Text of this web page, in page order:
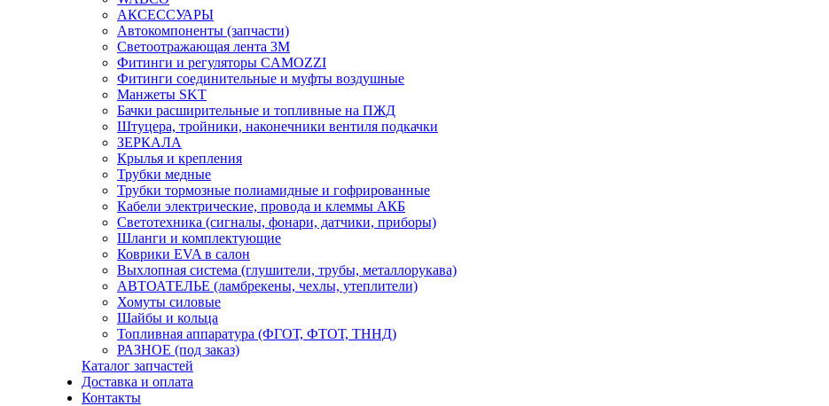
АКСЕССУАРЫ
Автокомпоненты (запчасти)
Светоотражающая лента 3М
Фитинги и регуляторы CAMOZZI
Фитинги соединительные и муфты воздушные
Манжеты SKT
Бачки расширительные и топливные на ПЖД
Штуцера, тройники, наконечники вентиля подкачки
ЗЕРКАЛА
Крылья и крепления
Трубки медные
Трубки тормозные полиамидные и гофрированные
Кабели электрические, провода и клеммы АКБ
Светотехника (сигналы, фонари, датчики, приборы)
Шланги и комплектующие
Коврики EVA в салон
Выхлопная система (глушители, трубы, металлорукава)
АВТОАТЕЛЬЕ (ламбрекены, чехлы, утеплители)
Хомуты силовые
Шайбы и кольца
Топливная аппаратура (ФГОТ, ФТОТ, ТННД)
РАЗНОЕ (под заказ)
Каталог запчастей
Доставка и оплата
Контакты